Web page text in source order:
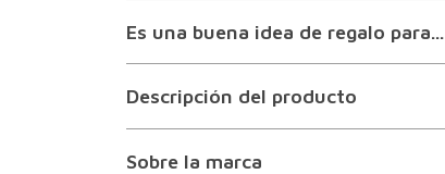
Es una buena idea de regalo para...
Descripción del producto
Sobre la marca